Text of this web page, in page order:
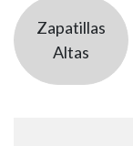
Zapatillas
Altas